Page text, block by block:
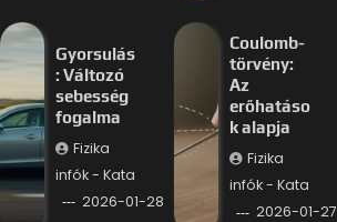
Gyorsulás
: Változó
sebesség
fogalma
Fizika
infók - Kata
2026-01-28
Coulomb-
törvény:
Az
erőhatáso
k alapja
Fizika
infók - Kata
2026-01-27